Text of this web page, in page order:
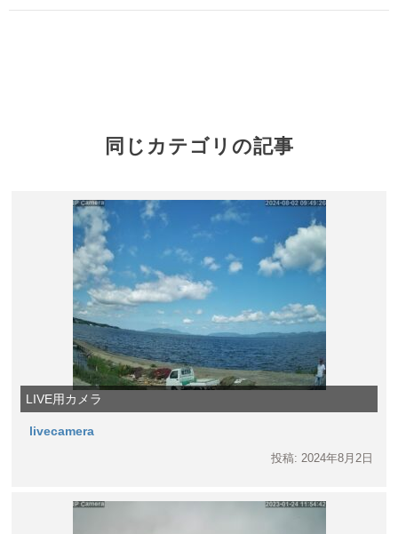
同じカテゴリの記事
LIVE用カメラ
livecamera
投稿: 2024年8月2日